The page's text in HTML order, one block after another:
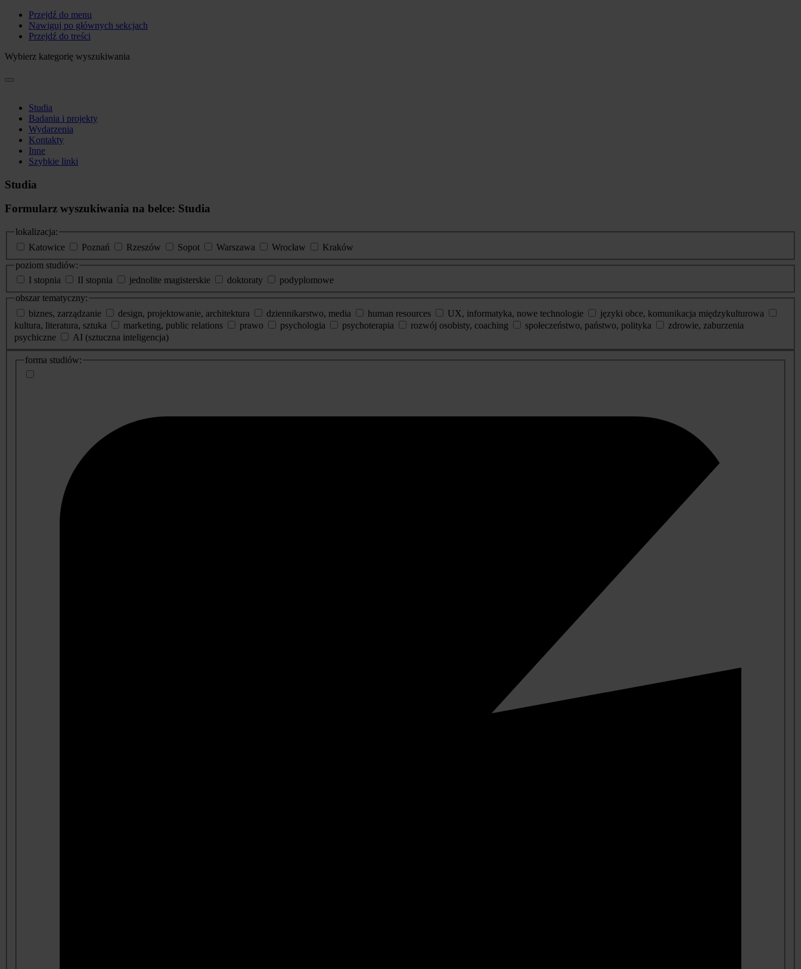
Przejdź do menu
Nawiguj po głównych sekcjach
Przejdź do treści
Wybierz kategorię wyszukiwania
Studia
Badania i projekty
Wydarzenia
Kontakty
Inne
Szybkie linki
Studia
Formularz wyszukiwania na belce: Studia
lokalizacja:
Katowice
Poznań Rzeszów Sopot Warszawa Wrocław
Kraków
poziom studiów:
I stopnia
II stopnia jednolite magisterskie doktoraty
podyplomowe
obszar tematyczny:
biznes, zarządzanie
design, projektowanie, architektura dziennikarstwo, media human resources UX, informatyka, nowe technologie
języki obce, komunikacja międzykulturowa
kultura, literatura, sztuka
marketing, public relations prawo psychologia psychoterapia rozwój osobisty, coaching społeczeństwo, państwo, polityka
zdrowie, zaburzenia
psychiczne
AI (sztuczna inteligencja)
dodatkowe
informacje
forma studiów: